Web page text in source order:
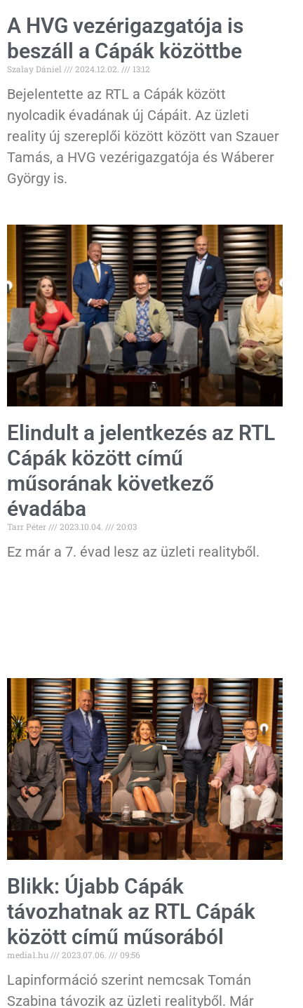
A HVG vezérigazgatója is
beszáll a Cápák közöttbe
Szalay Dániel 2024.12.02. 13:12
Bejelentette az RTL a Cápák között
nyolcadik évadának új Cápáit. Az üzleti
reality új szereplői között között van Szauer
Tamás, a HVG vezérigazgatója és Wáberer
György is.
Elindult a jelentkezés az RTL
Cápák között című
műsorának következő
évadába
Tarr Péter 2023.10.04. 20:03
Ez már a 7. évad lesz az üzleti realityből.
Blikk: Újabb Cápák
távozhatnak az RTL Cápák
között című műsorából
media1.hu 2023.07.06. 09:56
Lapinformáció szerint nemcsak Tomán
Szabina távozik az üzleti realityből. Már